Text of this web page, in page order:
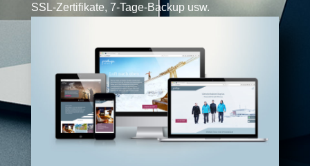
SSL-Zertifikate, 7-Tage-Backup usw.